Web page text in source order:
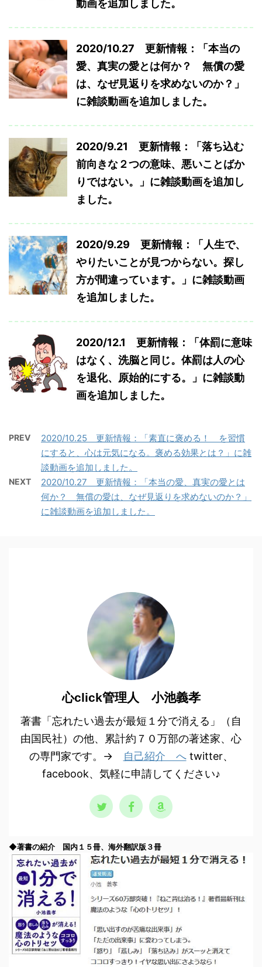
動画を追加しました。
2020/10.27 更新情報：「本当の
愛、真実の愛とは何か？ 無償の愛
は、なぜ見返りを求めないのか？」
に雑談動画を追加しました。
2020/9.21 更新情報：「落ち込む
前向きな２つの意味、悪いことばか
りではない。」に雑談動画を追加し
ました。
2020/9.29 更新情報：「人生で、
やりたいことが見つからない。探し
方が間違っています。」に雑談動画
を追加しました。
2020/12.1 更新情報：「体罰に意味
はなく、洗脳と同じ。体罰は人の心
を退化、原始的にする。」に雑談動
画を追加しました。
PREV
2020/10.25 更新情報：「素直に褒める！ を習慣
にすると、心は元気になる。褒める効果とは？」に雑
談動画を追加しました。
NEXT
2020/10.27 更新情報：「本当の愛、真実の愛とは
何か？ 無償の愛は、なぜ見返りを求めないのか？」
に雑談動画を追加しました。
心click管理人 小池義孝
著書「忘れたい過去が最短１分で消える」（自
由国民社）の他、累計約７０万部の著述家、心
の専門家です。→
自己紹介 へtwitter、
facebook、気軽に申請してください♪
◆著書の紹介 国内１５冊、海外翻訳版３冊